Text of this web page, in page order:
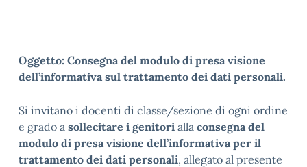
Oggetto: Consegna del modulo di presa visione
dell’informativa sul trattamento dei dati personali.
Si invitano i docenti di classe/sezione di ogni ordine
e grado a sollecitare i genitori alla consegna del
modulo di presa visione dell’informativa per il
trattamento dei dati personali, allegato al presente